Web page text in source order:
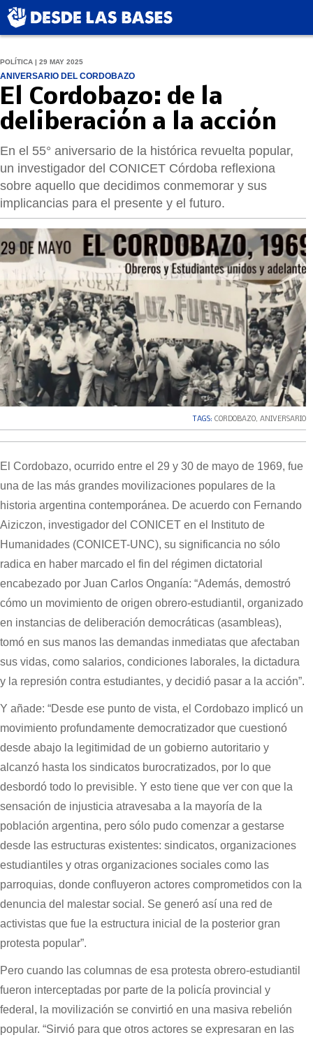
POLÍTICA | 29 MAY 2025
ANIVERSARIO DEL CORDOBAZO
El Cordobazo: de la
deliberación a la acción
En el 55° aniversario de la histórica revuelta popular,
un investigador del CONICET Córdoba reflexiona
sobre aquello que decidimos conmemorar y sus
implicancias para el presente y el futuro.
TAGS: CORDOBAZO, ANIVERSARIO
El Cordobazo, ocurrido entre el 29 y 30 de mayo de 1969, fue
una de las más grandes movilizaciones populares de la
historia argentina contemporánea. De acuerdo con Fernando
Aiziczon, investigador del CONICET en el Instituto de
Humanidades (CONICET-UNC), su significancia no sólo
radica en haber marcado el fin del régimen dictatorial
encabezado por Juan Carlos Onganía: “Además, demostró
cómo un movimiento de origen obrero-estudiantil, organizado
en instancias de deliberación democráticas (asambleas),
tomó en sus manos las demandas inmediatas que afectaban
sus vidas, como salarios, condiciones laborales, la dictadura
y la represión contra estudiantes, y decidió pasar a la acción”.
Y añade: “Desde ese punto de vista, el Cordobazo implicó un
movimiento profundamente democratizador que cuestionó
desde abajo la legitimidad de un gobierno autoritario y
alcanzó hasta los sindicatos burocratizados, por lo que
desbordó todo lo previsible. Y esto tiene que ver con que la
sensación de injusticia atravesaba a la mayoría de la
población argentina, pero sólo pudo comenzar a gestarse
desde las estructuras existentes: sindicatos, organizaciones
estudiantiles y otras organizaciones sociales como las
parroquias, donde confluyeron actores comprometidos con la
denuncia del malestar social. Se generó así una red de
activistas que fue la estructura inicial de la posterior gran
protesta popular”.
Pero cuando las columnas de esa protesta obrero-estudiantil
fueron interceptadas por parte de la policía provincial y
federal, la movilización se convirtió en una masiva rebelión
popular. “Sirvió para que otros actores se expresaran en las